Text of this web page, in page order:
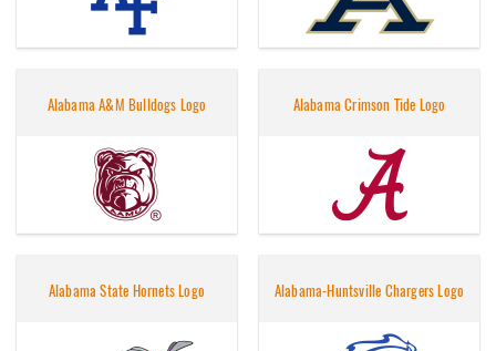
Alabama A&M Bulldogs Logo Alabama Crimson Tide Logo
Alabama State Hornets Logo Alabama-Huntsville Chargers Logo